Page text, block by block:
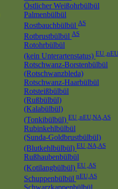
Östlicher Weißohrbülbül
Palmenbülbül
Rostbauchbülbül AS
Rotbrustbülbül AS
Rotohrbülbül
(kein Unterartenstatus) EU
Rotschwanz-Borstenbülbül
(Rotschwanzbleda)
Rotschwanz-Haarbülbül
Rotsteißbülbül
(Rußbülbül)
(Kalabülbül)
(Tonkibülbül) EU ,nEU,NA,AS
Rubinkehlbülbül
(Sunda-Goldbrustbülbül)
(Blutkehlbülbül) EU ,NA,AS
Rußhaubenbülbül
(Kotilangbülbül) EU ,AS
Schuppenbülbül nEU,AS
Schwarzkappenbülbül